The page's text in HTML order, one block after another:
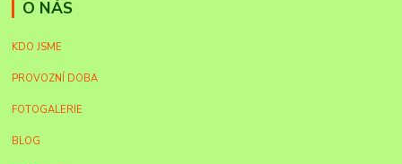
O NÁS
KDO JSME
PROVOZNÍ DOBA
FOTOGALERIE
BLOG